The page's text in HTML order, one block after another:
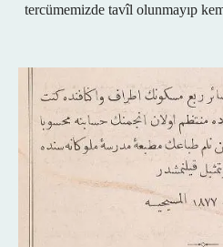
tercümemizde tavîl olunmayıp